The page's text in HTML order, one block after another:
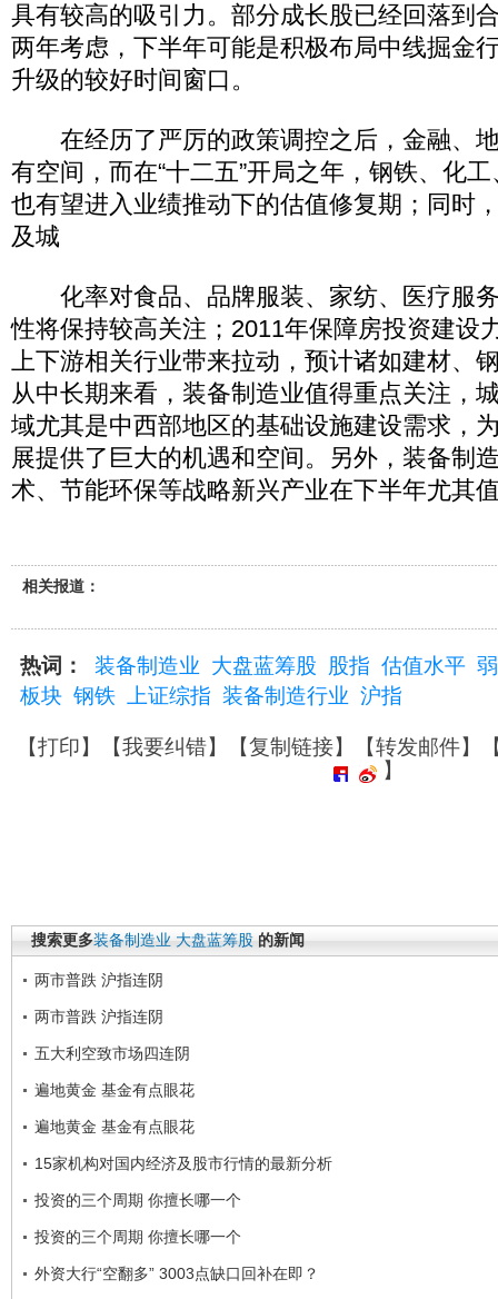
具有较高的吸引力。部分成长股已经回落到
两年考虑，下半年可能是积极布局中线掘金
升级的较好时间窗口。
在经历了严厉的政策调控之后，金融、
有空间，而在“十二五”开局之年，钢铁、化
也有望进入业绩推动下的估值修复期；同时
及城
化率对食品、品牌服装、家纺、医疗服
性将保持较高关注；2011年保障房投资建设
上下游相关行业带来拉动，预计诸如建材、
从中长期来看，装备制造业值得重点关注，
域尤其是中西部地区的基础设施建设需求，
展提供了巨大的机遇和空间。另外，装备制
术、节能环保等战略新兴产业在下半年尤其
相关报道：
热词： 装备制造业 大盘蓝筹股 股指 估值水平
板块 钢铁 上证综指 装备制造行业 沪指
【打印】【我要纠错】【复制链接】【转发邮件】
】
搜索更多装备制造业 大盘蓝筹股 的新闻
两市普跌 沪指连阴
两市普跌 沪指连阴
五大利空致市场四连阴
遍地黄金 基金有点眼花
遍地黄金 基金有点眼花
15家机构对国内经济及股市行情的最新分析
投资的三个周期 你擅长哪一个
投资的三个周期 你擅长哪一个
外资大行“空翻多” 3003点缺口回补在即？